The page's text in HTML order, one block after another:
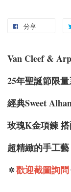
分享
Van Cleef &
25年聖誕節限
經典Sweet
玫瑰K金項鍊
超精緻的手工
🔅歡迎截圖詢問